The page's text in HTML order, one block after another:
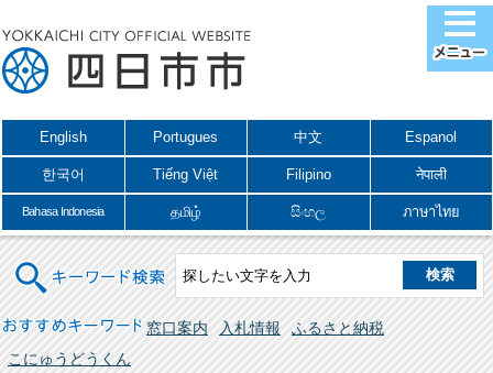
English Portugues 中文 Espanol
한국어 Tiếng Việt Filipino नेपाली
Bahasa Indonesia தமிழ் සිංහල ภาษาไทย
キーワード検索
おすすめキーワード 窓口案内 入札情報
ふるさと納税
こにゅうどうくん